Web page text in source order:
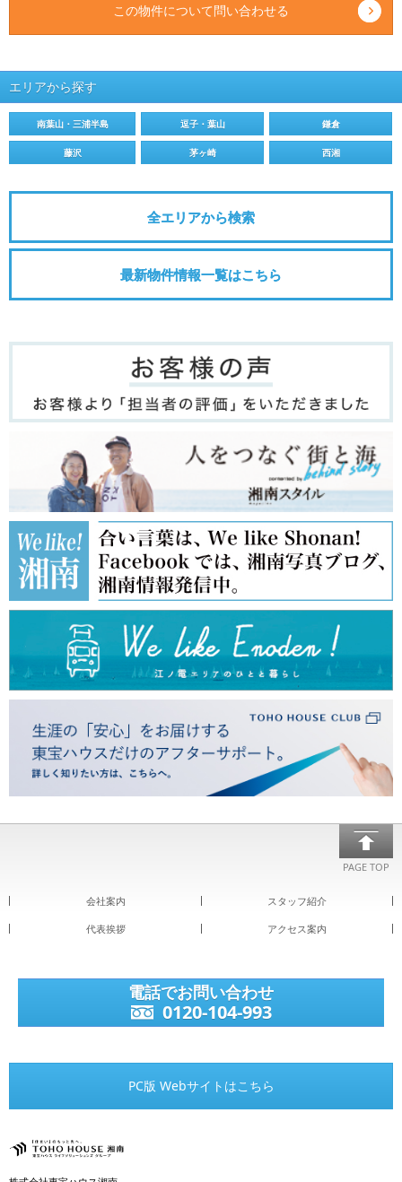
この物件について問い合わせる
エリアから探す
南葉山・三浦半島 逗子・葉山 鎌倉
藤沢 茅ヶ崎 西湘
全エリアから検索
最新物件情報一覧はこちら
PAGE TOP
会社案内 スタッフ紹介
代表挨拶 アクセス案内
電話でお問い合わせ
0120-104-993
PC版 Webサイトはこちら